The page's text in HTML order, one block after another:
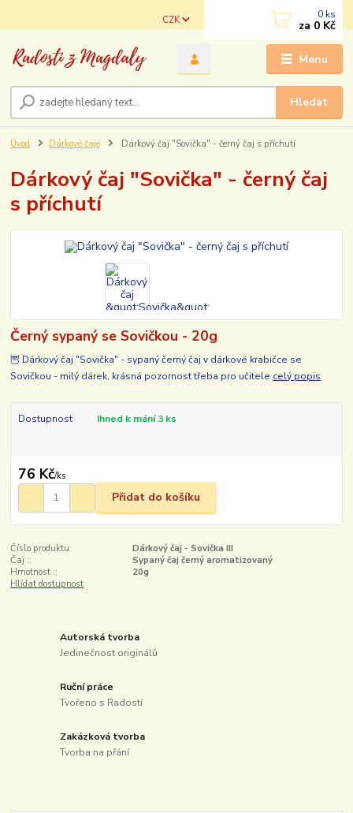
Menu
CZK
Hledat
0 ks
za 0 Kč
Úvod Dárkové čaje Dárkový čaj "Sovička" - černý čaj s příchutí
Dárkový čaj "Sovička" - černý čaj
s příchutí
Černý sypaný se Sovičkou - 20g
🦉 Dárkový čaj "Sovička" - sypaný černý čaj v dárkové krabičce se
Sovičkou - milý dárek, krásná pozornost třeba pro učitele celý popis
Dostupnost Ihned k mání 3 ks
76 Kč/ks
Přidat do košíku
Číslo produktu:
Dárkový čaj - Sovička III
Čaj ::
Sypaný čaj černý aromatizovaný
Hmotnost ::
20g
Hlídat dostupnost
Autorská tvorba
Jedinečnost originálů
Ruční práce
Tvořeno s Radostí
Zakázková tvorba
Tvorba na přání